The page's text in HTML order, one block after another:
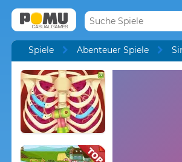
Spiele Abenteuer Spiele